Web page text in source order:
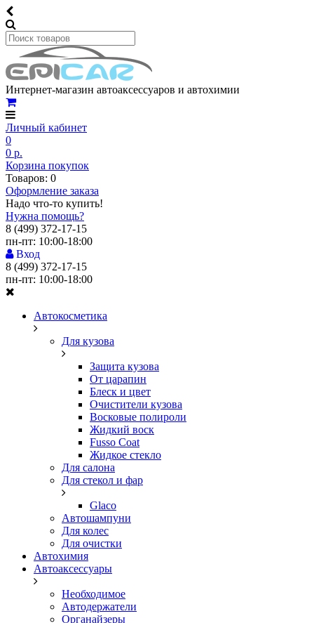
Интернет-магазин автоаксессуаров и автохимии
Личный кабинет
0
0 р.
Корзина покупок
Товаров: 0
Оформление заказа
Надо что-то купить!
Нужна помощь?
8 (499) 372-17-15
пн-пт: 10:00-18:00
Вход
8 (499) 372-17-15
пн-пт: 10:00-18:00
Автокосметика
Для кузова
Защита кузова
От царапин
Блеск и цвет
Очистители кузова
Восковые полироли
Жидкий воск
Fusso Coat
Жидкое стекло
Для салона
Для стекол и фар
Glaco
Автошампуни
Для колес
Для очистки
Автохимия
Автоаксессуары
Необходимое
Автодержатели
Органайзеры